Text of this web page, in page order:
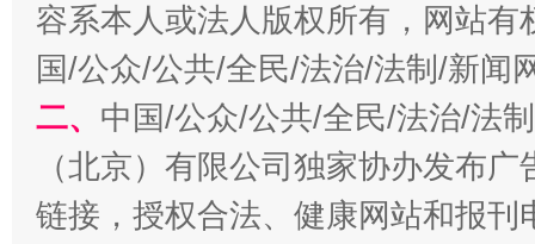
习近平的博鳌关键词
容系本人或法人版权所有，网站
国/公众/公共/全民/法治/法制/新闻
二、 中国/公众/公共/全民/法治/法
（北京）有限公司独家协办发布
链接，授权合法、健康网站和报